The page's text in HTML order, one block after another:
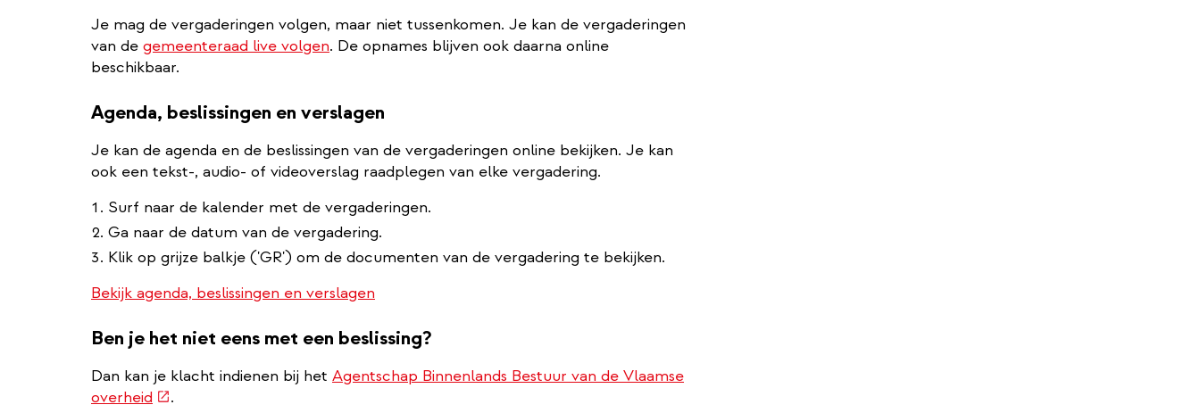
Je mag de vergaderingen volgen, maar niet tussenkomen. Je kan de vergaderingen
van de gemeenteraad live volgen. De opnames blijven ook daarna online
beschikbaar.
Agenda, beslissingen en verslagen
Je kan de agenda en de beslissingen van de vergaderingen online bekijken. Je kan
ook een tekst-, audio- of videoverslag raadplegen van elke vergadering.
Surf naar de kalender met de vergaderingen.
Ga naar de datum van de vergadering.
Klik op grijze balkje ('GR') om de documenten van de vergadering te bekijken.
Bekijk agenda, beslissingen en verslagen
Ben je het niet eens met een beslissing?
Dan kan je klacht indienen bij het Agentschap Binnenlands Bestuur van de Vlaamse
overheid (externe
.